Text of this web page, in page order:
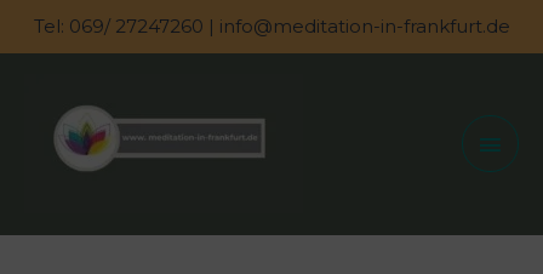
Inhalt
Tel: 069/ 27247260 | info@meditation-in-frankfurt.de